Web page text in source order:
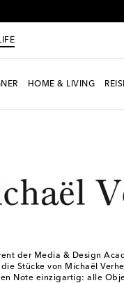
HOME & LIVING
der Media & Design
die Stücke von Michaël
Note einzigartig: alle